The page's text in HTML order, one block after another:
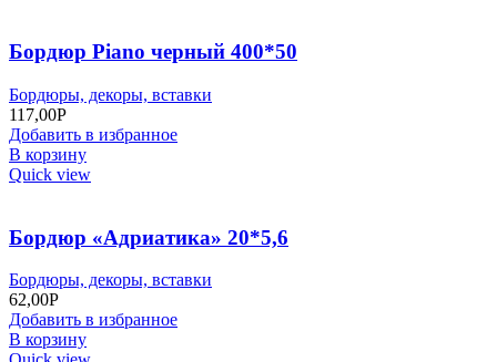
Бордюр Piano черный 400*50
Бордюры, декоры, вставки
117,00Р
Добавить в избранное
В корзину
Quick view
Бордюр «Адриатика» 20*5,6
Бордюры, декоры, вставки
62,00Р
Добавить в избранное
В корзину